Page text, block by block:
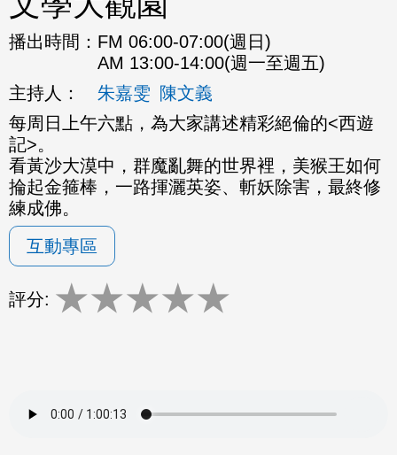
播出時間： FM 06:00-07:00(週日)
AM 13:00-14:00(週一至週五)
主持人：
朱嘉雯 陳文義
每周日上午六點，為大家講述精彩絕倫的<西遊
記>。
看黃沙大漠中，群魔亂舞的世界裡，美猴王如何
掄起金箍棒，一路揮灑英姿、斬妖除害，最終修
練成佛。
互動專區
評分: ★★★★★